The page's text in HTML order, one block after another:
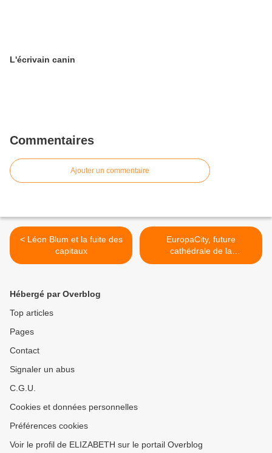
L'écrivain canin
Commentaires
Ajouter un commentaire
< Léon Blum et la fuite des
capitaux
EuropaCity, future
cathédrale de la
consommation >
Hébergé par Overblog
Top articles
Pages
Contact
Signaler un abus
C.G.U.
Cookies et données personnelles
Préférences cookies
Voir le profil de ELIZABETH sur le portail Overblog